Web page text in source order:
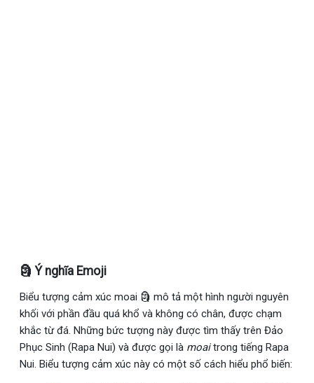
🗿 Ý nghĩa Emoji
Biểu tượng cảm xúc moai 🗿 mô tả một hình người nguyên
khối với phần đầu quá khổ và không có chân, được chạm
khắc từ đá. Những bức tượng này được tìm thấy trên Đảo
Phục Sinh (Rapa Nui) và được gọi là moaitrong tiếng Rapa
Nui. Biểu tượng cảm xúc này có một số cách hiểu phổ biến: